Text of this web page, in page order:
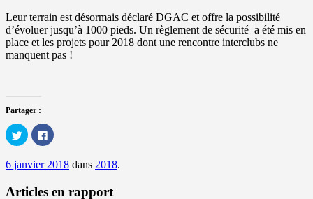
Leur terrain est désormais déclaré DGAC et offre la possibilité
d’évoluer jusqu’à 1000 pieds. Un règlement de sécurité a été mis en
place et les projets pour 2018 dont une rencontre interclubs ne
manquent pas !
Partager :
Cliquez
pour
partager
Twitter(ouvre
nouvelle
Cliquez
pour
Facebook(ouvre
nouvelle
6 janvier 2018 dans 2018.
Articles en rapport